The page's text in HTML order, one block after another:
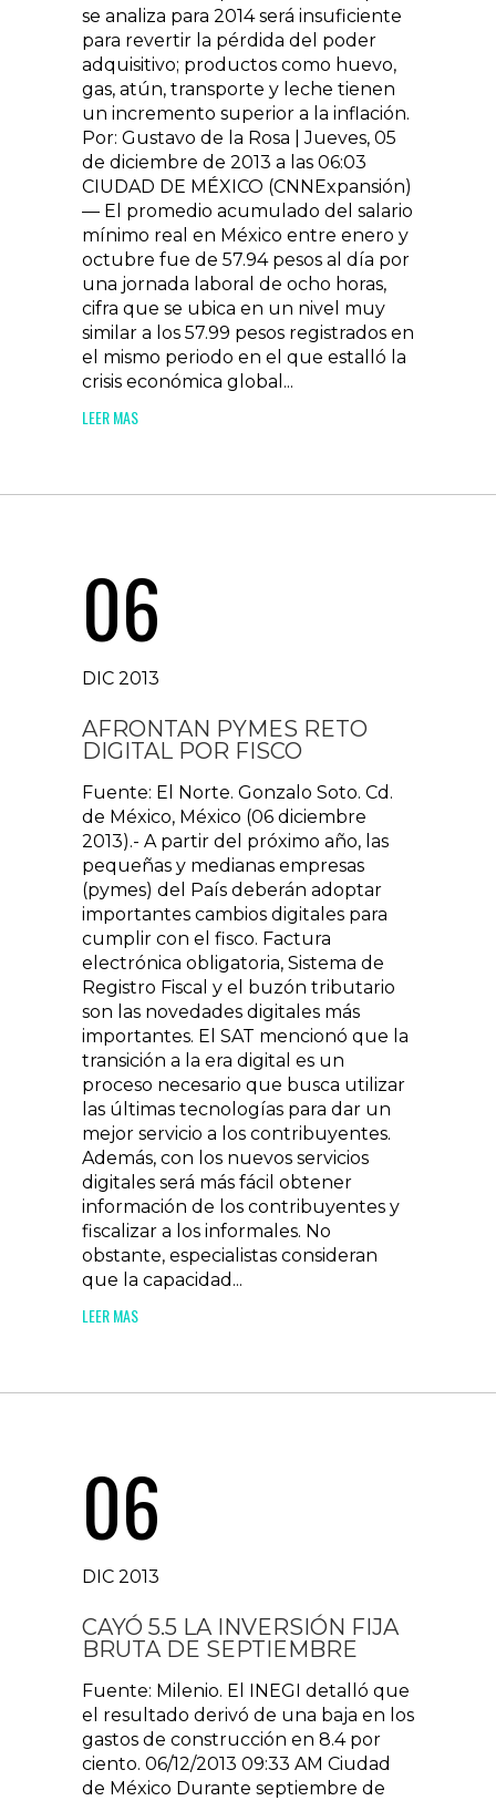
se analiza para 2014 será insuficiente
para revertir la pérdida del poder
adquisitivo; productos como huevo,
gas, atún, transporte y leche tienen
un incremento superior a la inflación.
Por: Gustavo de la Rosa | Jueves, 05
de diciembre de 2013 a las 06:03
CIUDAD DE MÉXICO (CNNExpansión)
— El promedio acumulado del salario
mínimo real en México entre enero y
octubre fue de 57.94 pesos al día por
una jornada laboral de ocho horas,
cifra que se ubica en un nivel muy
similar a los 57.99 pesos registrados en
el mismo periodo en el que estalló la
crisis económica global...
LEER MAS
06
DIC 2013
AFRONTAN PYMES RETO
DIGITAL POR FISCO
Fuente: El Norte. Gonzalo Soto. Cd.
de México, México (06 diciembre
2013).- A partir del próximo año, las
pequeñas y medianas empresas
(pymes) del País deberán adoptar
importantes cambios digitales para
cumplir con el fisco. Factura
electrónica obligatoria, Sistema de
Registro Fiscal y el buzón tributario
son las novedades digitales más
importantes. El SAT mencionó que la
transición a la era digital es un
proceso necesario que busca utilizar
las últimas tecnologías para dar un
mejor servicio a los contribuyentes.
Además, con los nuevos servicios
digitales será más fácil obtener
información de los contribuyentes y
fiscalizar a los informales. No
obstante, especialistas consideran
que la capacidad...
LEER MAS
06
DIC 2013
CAYÓ 5.5 LA INVERSIÓN FIJA
BRUTA DE SEPTIEMBRE
Fuente: Milenio. El INEGI detalló que
el resultado derivó de una baja en los
gastos de construcción en 8.4 por
ciento. 06/12/2013 09:33 AM Ciudad
de México Durante septiembre de